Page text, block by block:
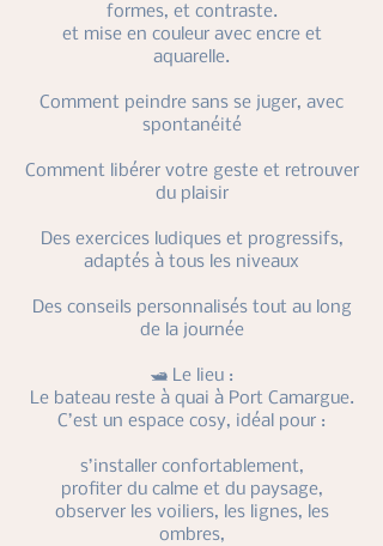
formes, et contraste.
et mise en couleur avec encre et
aquarelle.
Comment peindre sans se juger, avec
spontanéité
Comment libérer votre geste et retrouver
du plaisir
Des exercices ludiques et progressifs,
adaptés à tous les niveaux
Des conseils personnalisés tout au long
de la journée
🛥️ Le lieu :
Le bateau reste à quai à Port Camargue.
C’est un espace cosy, idéal pour :
s’installer confortablement,
profiter du calme et du paysage,
observer les voiliers, les lignes, les
ombres,